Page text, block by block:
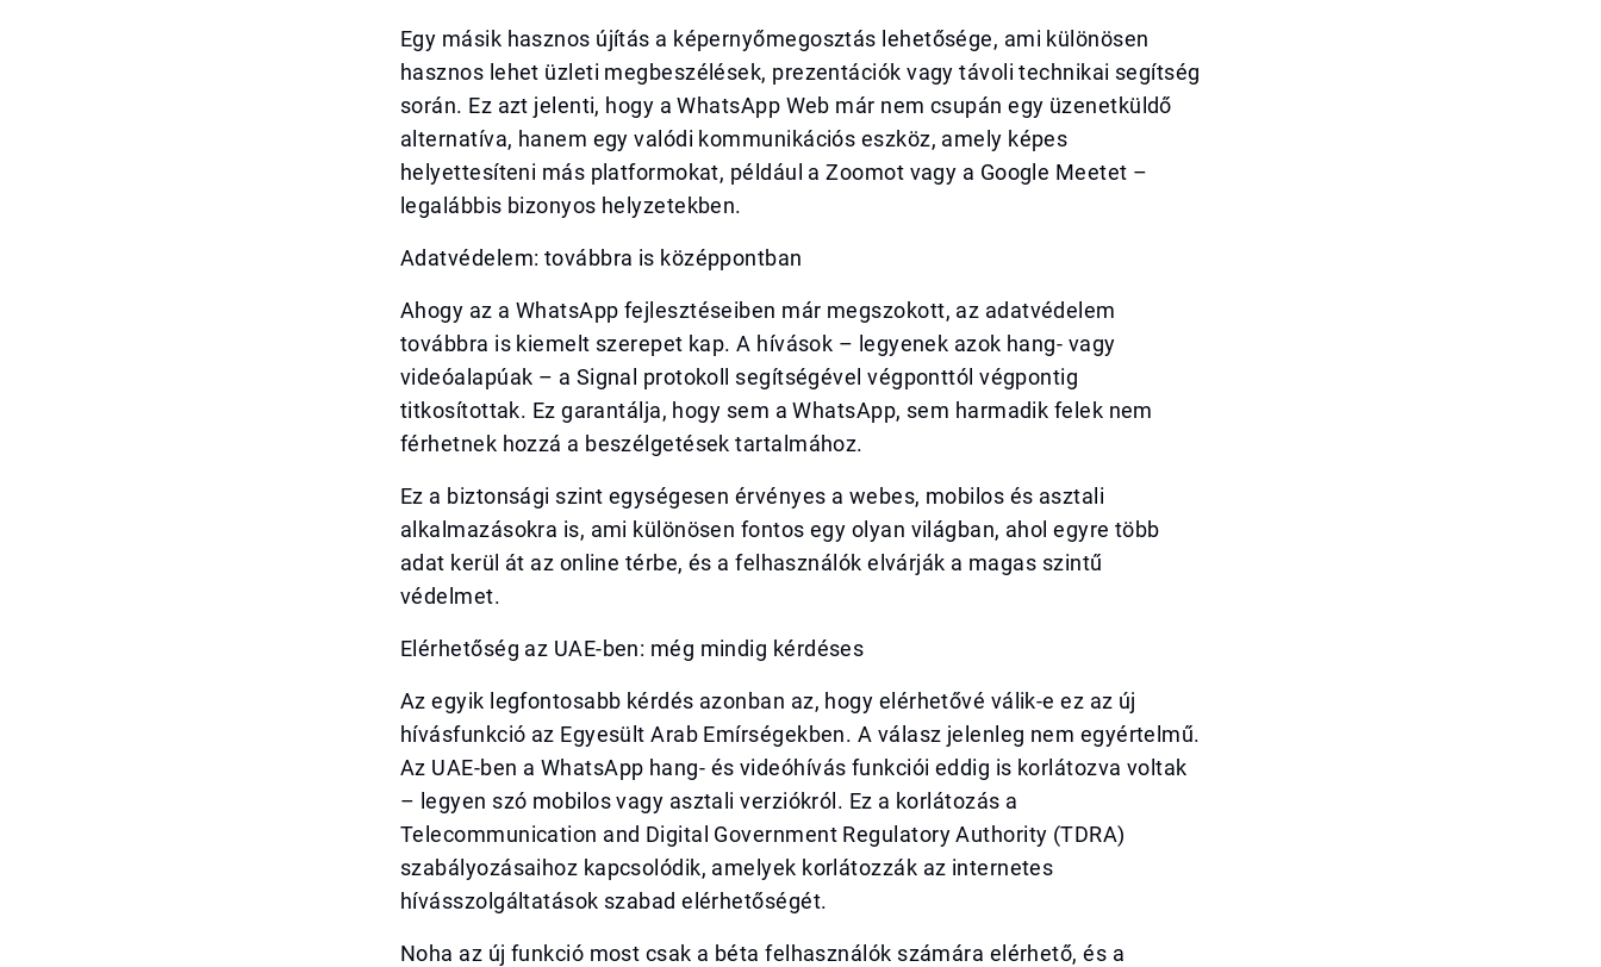
Egy másik hasznos újítás a képernyőmegosztás lehetősége, ami különösen
hasznos lehet üzleti megbeszélések, prezentációk vagy távoli technikai segítség
során. Ez azt jelenti, hogy a WhatsApp Web már nem csupán egy üzenetküldő
alternatíva, hanem egy valódi kommunikációs eszköz, amely képes
helyettesíteni más platformokat, például a Zoomot vagy a Google Meetet –
legalábbis bizonyos helyzetekben.
Adatvédelem: továbbra is középpontban
Ahogy az a WhatsApp fejlesztéseiben már megszokott, az adatvédelem
továbbra is kiemelt szerepet kap. A hívások – legyenek azok hang- vagy
videóalapúak – a Signal protokoll segítségével végponttól végpontig
titkosítottak. Ez garantálja, hogy sem a WhatsApp, sem harmadik felek nem
férhetnek hozzá a beszélgetések tartalmához.
Ez a biztonsági szint egységesen érvényes a webes, mobilos és asztali
alkalmazásokra is, ami különösen fontos egy olyan világban, ahol egyre több
adat kerül át az online térbe, és a felhasználók elvárják a magas szintű
védelmet.
Elérhetőség az UAE-ben: még mindig kérdéses
Az egyik legfontosabb kérdés azonban az, hogy elérhetővé válik-e ez az új
hívásfunkció az Egyesült Arab Emírségekben. A válasz jelenleg nem egyértelmű.
Az UAE-ben a WhatsApp hang- és videóhívás funkciói eddig is korlátozva voltak
– legyen szó mobilos vagy asztali verziókról. Ez a korlátozás a
Telecommunication and Digital Government Regulatory Authority (TDRA)
szabályozásaihoz kapcsolódik, amelyek korlátozzák az internetes
hívásszolgáltatások szabad elérhetőségét.
Noha az új funkció most csak a béta felhasználók számára elérhető, és a